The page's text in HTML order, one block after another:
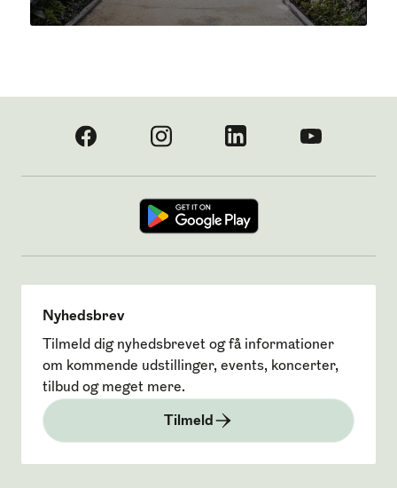
Nyhedsbrev
Tilmeld dig nyhedsbrevet og få informationer
om kommende udstillinger, events, koncerter,
tilbud og meget mere.
Tilmeld